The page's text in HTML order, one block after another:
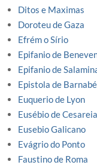
Ditos e Maximas
Doroteu de Gaza
Efrém o Sírio
Epifanio de
Epifanio de
Epistola de Barnabé
Euquerio de Lyon
Eusébio de Cesareia
Eusebio Galicano
Evágrio do Ponto
Faustino de Roma